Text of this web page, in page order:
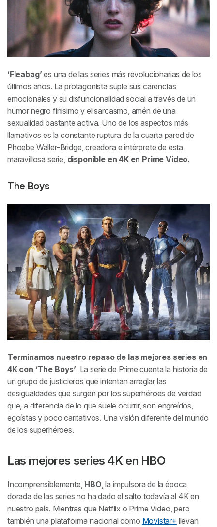
‘Fleabag’ es una de las series más revolucionarias de los
últimos años. La protagonista suple sus carencias
emocionales y su disfuncionalidad social a través de un
humor negro finísimo y el sarcasmo, amén de una
sexualidad bastante activa. Uno de los aspectos más
llamativos es la constante ruptura de la cuarta pared de
Phoebe Waller-Bridge, creadora e intérprete de esta
maravillosa serie, disponible en 4K en Prime Video.
The Boys
Terminamos nuestro repaso de las mejores series en
4K con ‘The Boys’. La serie de Prime cuenta la historia de
un grupo de justicieros que intentan arreglar las
desigualdades que surgen por los superhéroes de verdad
que, a diferencia de lo que suele ocurrir, son engreídos,
egoístas y poco caritativos. Una visión diferente del mundo
de los superhéroes.
Las mejores series 4K en HBO
Incomprensiblemente, HBO , la impulsora de la época
dorada de las series no ha dado el salto todavía al 4K en
nuestro país. Mientras que Netflix o Prime Video, pero
también una plataforma nacional como Movistar+ llevan